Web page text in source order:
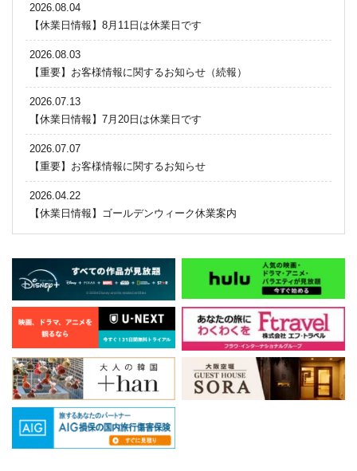
2026.08.04
【休業日情報】8月11日は休業日です
2026.08.03
【重要】お客様情報に関するお知らせ（続報）
2026.07.13
【休業日情報】7月20日は休業日です
2026.07.07
【重要】お客様情報に関するお知らせ
2026.04.22
【休業日情報】ゴールデンウィーク休業案内